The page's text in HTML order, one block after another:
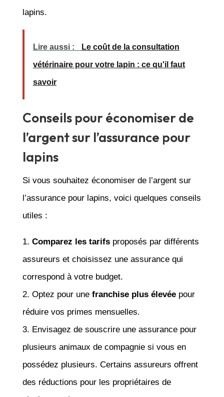
lapins.
Lire aussi : Le coût de la consultation
vétérinaire pour votre lapin : ce qu'il faut
savoir
Conseils pour économiser de
l’argent sur l’assurance pour
lapins
Si vous souhaitez économiser de l’argent sur
l’assurance pour lapins, voici quelques conseils
utiles :
1. Comparez les tarifsproposés par différents
assureurs et choisissez une assurance qui
correspond à votre budget.
2. Optez pour unefranchise plus élevéepour
réduire vos primes mensuelles.
3. Envisagez de souscrire une assurance pour
plusieurs animaux de compagnie si vous en
possédez plusieurs. Certains assureurs offrent
des réductions pour les propriétaires de